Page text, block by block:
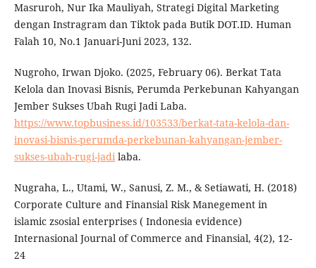
Masruroh, Nur Ika Mauliyah, Strategi Digital Marketing
dengan Instragram dan Tiktok pada Butik DOT.ID. Human
Falah 10, No.1 Januari-Juni 2023, 132.
Nugroho, Irwan Djoko. (2025, February 06). Berkat Tata
Kelola dan Inovasi Bisnis, Perumda Perkebunan Kahyangan
Jember Sukses Ubah Rugi Jadi Laba.
https://www.topbusiness.id/103533/berkat-tata-kelola-dan-
inovasi-bisnis-perumda-perkebunan-kahyangan-jember-
sukses-ubah-rugi-jadilaba.
Nugraha, L., Utami, W., Sanusi, Z. M., & Setiawati, H. (2018)
Corporate Culture and Finansial Risk Manegement in
islamic zsosial enterprises ( Indonesia evidence)
Internasional Journal of Commerce and Finansial, 4(2), 12-
24